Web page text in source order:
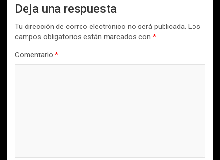
Deja una respuesta
Tu dirección de correo electrónico no será publicada. Los
campos obligatorios están marcados con *
Comentario *